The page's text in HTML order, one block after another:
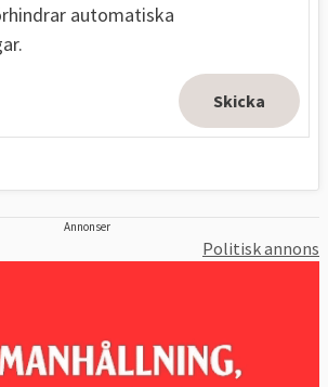
automatiska
Annonser
Politisk annons